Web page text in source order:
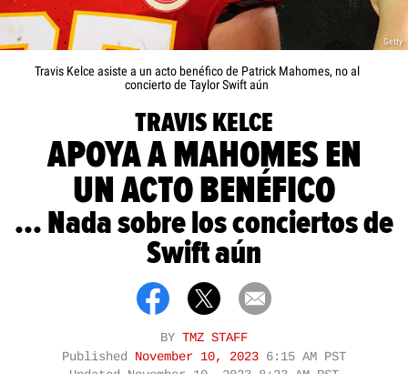
Getty
Travis Kelce asiste a un acto benéfico de Patrick Mahomes, no al
concierto de Taylor Swift aún
TRAVIS KELCE
APOYA A MAHOMES EN
UN ACTO BENÉFICO
... Nada sobre los conciertos de
Swift aún
BY TMZ STAFF
Published November 10, 2023 6:15 AM PST